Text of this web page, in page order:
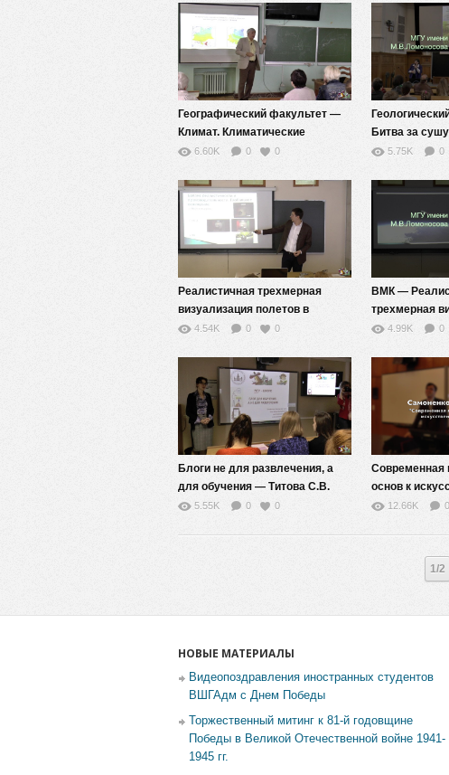
Географический факультет —
Климат. Климатические
ресурсы. Изменение климата.
Кислов.
6.60K 0 0
Битва за
аннотация
5.75K 0
Реалистичная трехмерная
визуализация полетов в
околоземном пространстве
4.54K 0 0
ВМК —
трехмерная
полетов в
(МГУ-школе)
4.99K 0
Блоги не для развлечения, а
для обучения — Титова С.В.
5.55K 0 0
Современная
основ к
интеллекту —
12.66K 0
1/2
НОВЫЕ МАТЕРИАЛЫ
Видеопоздравления иностранных студентов
ВШГАдм с Днем Победы
Торжественный митинг к 81-й годовщине
Победы в Великой Отечественной войне 1941-
1945 гг.